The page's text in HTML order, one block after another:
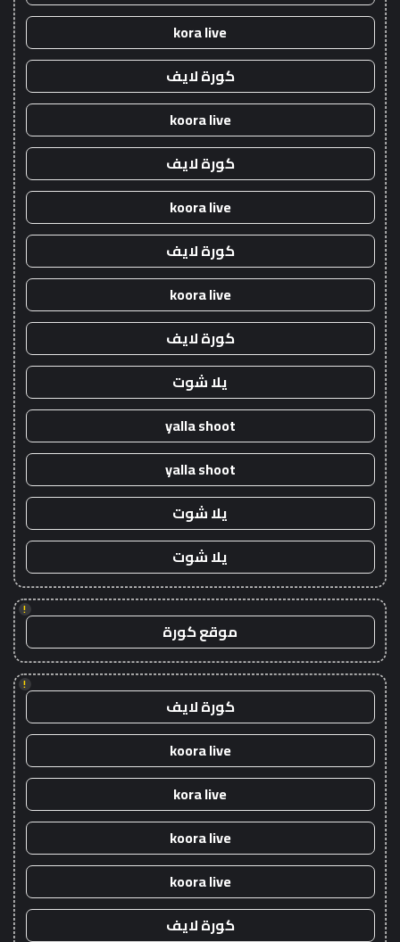
kora live
كورة لايف
koora live
كورة لايف
koora live
كورة لايف
koora live
كورة لايف
يلا شوت
yalla shoot
yalla shoot
يلا شوت
يلا شوت
!
موقع كورة
!
كورة لايف
koora live
kora live
koora live
koora live
كورة لايف